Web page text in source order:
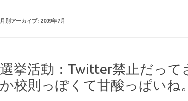
月別アーカイブ: 2009年7月
選挙活動：Twitter禁止だって
か校則っぽくて甘酸っぱいね。